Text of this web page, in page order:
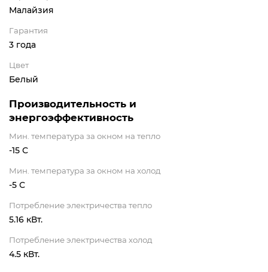
Малайзия
Гарантия
3 года
Цвет
Белый
Производительность и
энергоэффективность
Мин. температура за окном на тепло
-15 С
Мин. температура за окном на холод
-5 С
Потребление электричества тепло
5.16 кВт.
Потребление электричества холод
4.5 кВт.